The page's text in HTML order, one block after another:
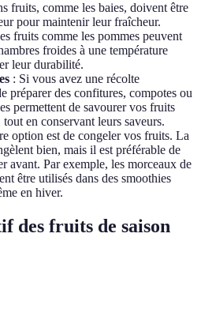
fruits, comme les baies, doivent être
pour maintenir leur fraîcheur.
fruits comme les pommes peuvent
froides à une température
leur durabilité.
: Si vous avez une récolte
préparer des confitures, compotes ou
permettent de savourer vos fruits
en conservant leurs saveurs.
option est de congeler vos fruits. La
bien, mais il est préférable de
avant. Par exemple, les morceaux de
être utilisés dans des smoothies
en hiver.
des fruits de saison